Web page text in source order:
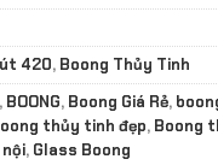
420, Boong Thủy Tinh
, BOONG, Boong Giá Rẻ,
thủy tinh đẹp, Boong
, Glass Boong